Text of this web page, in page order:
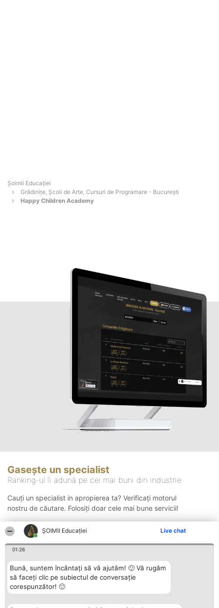
ȘOIMII Educației Live chat
01:26
Bună, suntem încântați să vă ajutăm! 🙂 Vă rugăm
să faceți clic pe subiectul de conversație
corespunzător! 🙂
Șoimii Educației
Grădinițe, Școli de Arte, Cursuri de Programare - Bucureşti
Happy Children Academy
Gasește un specialist
Ranking-ul îi adună pe cei mai buni din industrie
Cauți un specialist in apropierea ta? Verificați motorul
nostru de căutare. Folosiți doar cele mai bune servicii!